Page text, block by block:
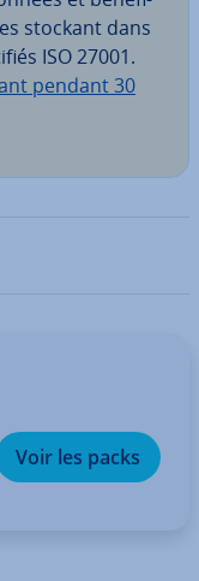
stockant dans
ISO 27001.
pendant 30
Voir les packs